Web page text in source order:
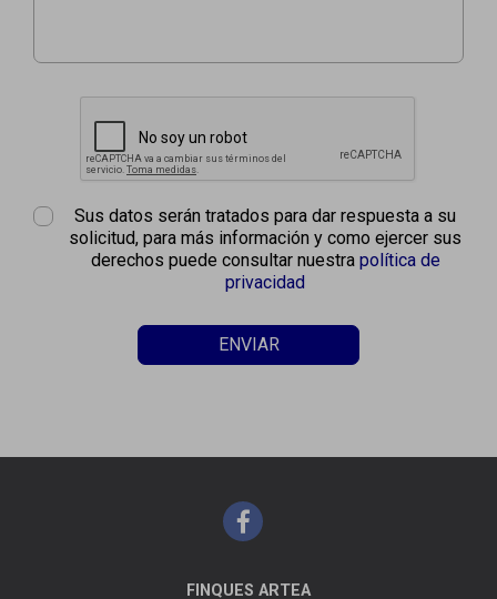
Sus datos serán tratados para dar respuesta a su
solicitud, para más información y como ejercer sus
derechos puede consultar nuestra política de
privacidad
ENVIAR
FINQUES ARTEA